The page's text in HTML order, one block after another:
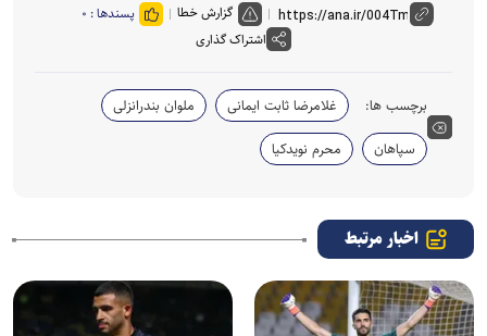
گزارش خطا پسندها : ۰
اشتراک گذاری
برچسب ها: غلامرضا ثابت ایمانی
ملوان بندرانزلی
سپاهان
محرم نویدکیا
اخبار مرتبط